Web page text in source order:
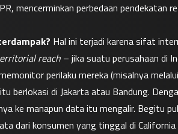
mencerminkan perbedaan pendekatan
Hal ini terjadi karena sifat
reach – jika suatu perusahaan di
perilaku mereka (misalnya
berlokasi di Jakarta atau Bandung.
ke manapun data itu mengalir. Begitu
dari konsumen yang tinggal di